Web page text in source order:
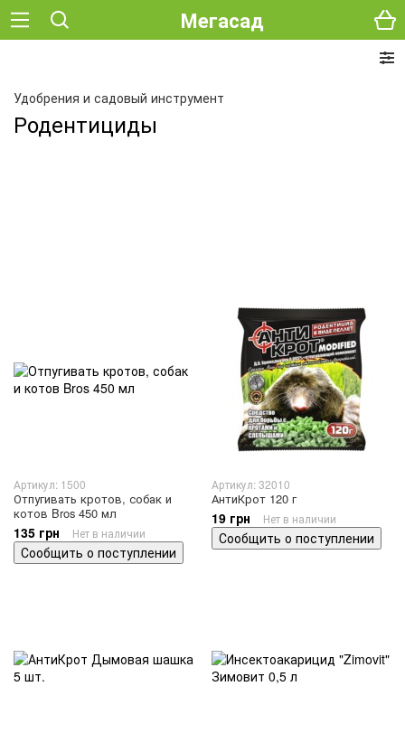
Мегасад
Удобрения и садовый инструмент
Родентициды
Артикул: 1500
Отпугивать кротов, собак и
котов Bros 450 мл
135 грн Нет в наличии
Сообщить о поступлении
Артикул: 32010
АнтиКрот 120 г
19 грн Нет в наличии
Сообщить о поступлении